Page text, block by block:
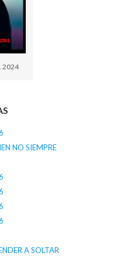
2024
NO SIEMPRE
A SOLTAR